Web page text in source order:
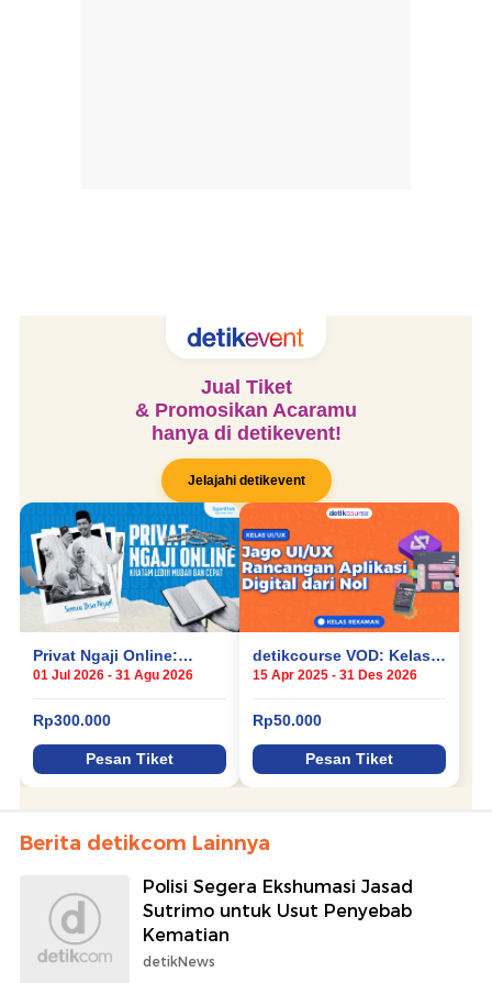
Berita detikcom Lainnya
Polisi Segera Ekshumasi Jasad
Sutrimo untuk Usut Penyebab
Kematian
detikNews